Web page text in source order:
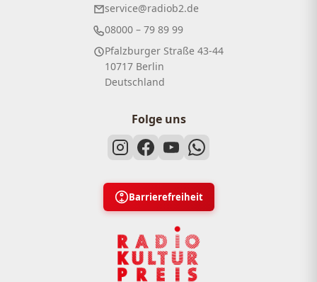
service@radiob2.de
08000 – 79 89 99
Pfalzburger Straße 43-44
10717 Berlin
Deutschland
Folge uns
Barrierefreiheit